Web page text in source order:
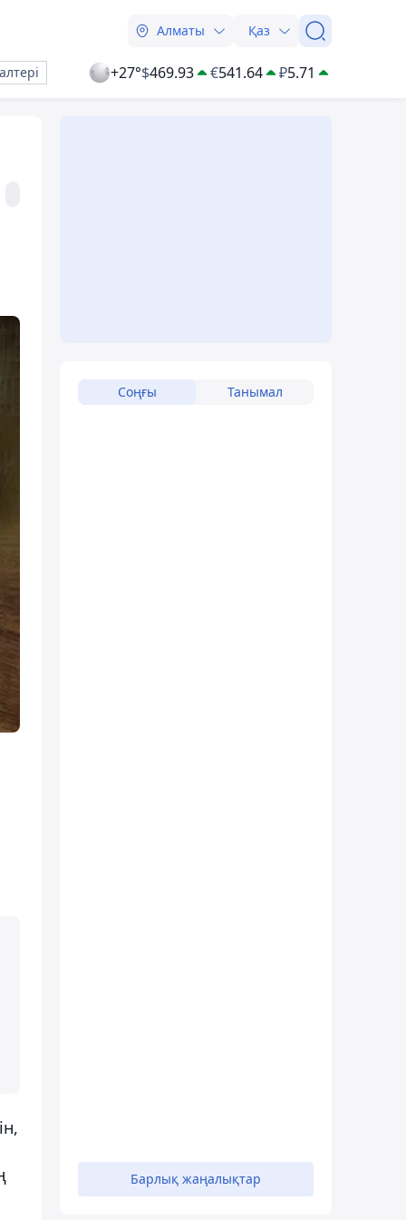
Алматы Қаз
+27°$469.93 €541.64 ₽5.71
Соңғы Танымал
Барлық жаңалықтар